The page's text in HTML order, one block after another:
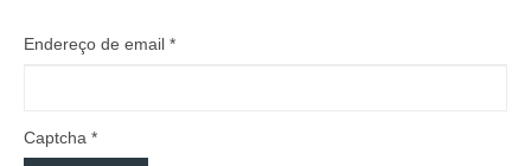
CATÁLOGO
Endereço de email *
Captcha *